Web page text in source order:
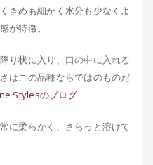
きめも細かく水分も少なくよ
が特徴。
り状に入り、口の中に入れる
はこの品種ならではのものだ
に柔らかく、さらっと溶けて